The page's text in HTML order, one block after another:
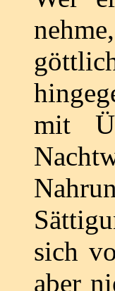
mit
sich
aber